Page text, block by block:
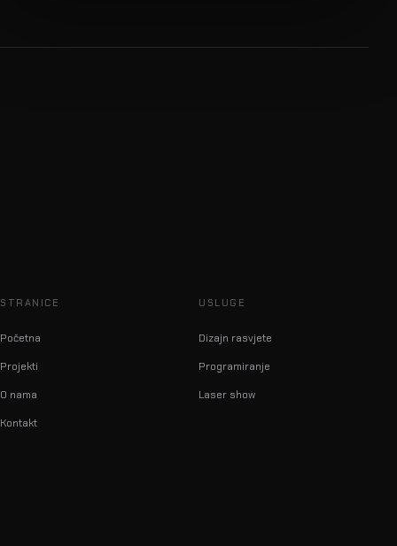
STRANICE
Početna
Projekti
O nama
Kontakt
USLUGE
Dizajn rasvjete
Programiranje
Laser show